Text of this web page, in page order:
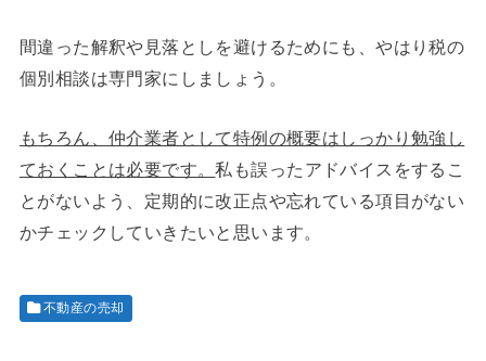
間違った解釈や見落としを避けるためにも、やはり税の
個別相談は専門家にしましょう。
もちろん、仲介業者として特例の概要はしっかり勉強し
ておくことは必要です。私も誤ったアドバイスをするこ
とがないよう、定期的に改正点や忘れている項目がない
かチェックしていきたいと思います。
不動産の売却